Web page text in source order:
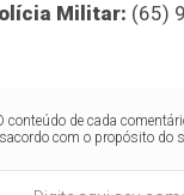
Militar: (65)
conteúdo de cada
com o propósito do